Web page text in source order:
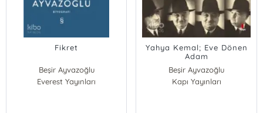
Fikret
Beşir Ayvazoğlu
Everest Yayınları
Yahya Kemal; Eve Dönen
Adam
Beşir Ayvazoğlu
Kapı Yayınları